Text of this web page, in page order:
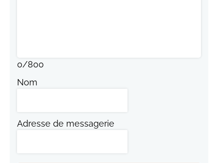
0/800
Nom
Adresse de messagerie